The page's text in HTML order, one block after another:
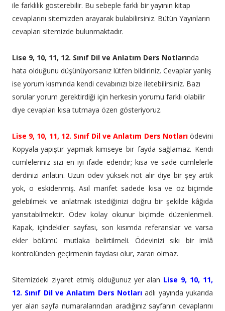
ile farklılık gösterebilir. Bu sebeple farklı bir yayının kitap
cevaplarını sitemizden arayarak bulabilirsiniz. Bütün Yayınların
cevapları sitemizde bulunmaktadır.
Lise 9, 10, 11, 12. Sınıf Dil ve Anlatım Ders Notlarında
hata olduğunu düşünüyorsanız lütfen bildiriniz. Cevaplar yanlış
ise yorum kısmında kendi cevabınızı bize iletebilirsiniz. Bazı
sorular yorum gerektirdiği için herkesin yorumu farklı olabilir
diye cevapları kısa tutmaya özen gösteriyoruz.
Lise 9, 10, 11, 12. Sınıf Dil ve Anlatım Ders Notları ödevini
Kopyala-yapıştır yapmak kimseye bir fayda sağlamaz. Kendi
cümleleriniz sizi en iyi ifade edendir; kısa ve sade cümlelerle
derdinizi anlatın. Uzun ödev yüksek not alır diye bir şey artık
yok, o eskidenmiş. Asıl marifet sadede kısa ve öz biçimde
gelebilmek ve anlatmak istediğinizi doğru bir şekilde kâğıda
yansıtabilmektir. Ödev kolay okunur biçimde düzenlenmeli.
Kapak, içindekiler sayfası, son kısımda referanslar ve varsa
ekler bölümü mutlaka belirtilmeli. Ödevinizi sıkı bir imlâ
kontrolünden geçirmenin faydası olur, zararı olmaz.
Sitemizdeki ziyaret etmiş olduğunuz yer alan Lise 9, 10, 11,
12. Sınıf Dil ve Anlatım Ders Notları adlı yayında yukarıda
yer alan sayfa numaralarından aradığınız sayfanın cevaplarını